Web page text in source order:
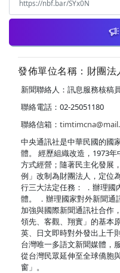
發佈單位名稱：財團
新聞聯絡人：訊息服務核稿員
聯絡電話：02-25051180
聯絡信箱：
中央通訊社是中華民國的國
體。 經歷組織改造，1973
方式經營；隨著民主化發展
例」改制為財團法人，定位
行三大法定任務： ．辦理國
體。 ．辦理國家對外新聞通
加強與國際新聞通訊社合作
領先、客觀、翔實」的基本
英、日文即時對外發出上千
台灣唯一多語文新聞媒體，
從台灣民眾延伸至全球僑胞
窗」。